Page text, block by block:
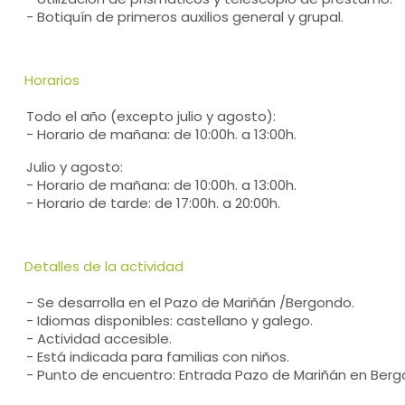
- Botiquín de primeros auxilios general y grupal.
Horarios
Todo el año (excepto julio y agosto):
- Horario de mañana: de 10:00h. a 13:00h.
Julio y agosto:
- Horario de mañana: de 10:00h. a 13:00h.
- Horario de tarde: de 17:00h. a 20:00h.
Detalles de la actividad
- Se desarrolla en el Pazo de Mariñán /Bergondo.
- Idiomas disponibles: castellano y galego.
- Actividad accesible.
- Está indicada para familias con niños.
- Punto de encuentro: Entrada Pazo de Mariñán en